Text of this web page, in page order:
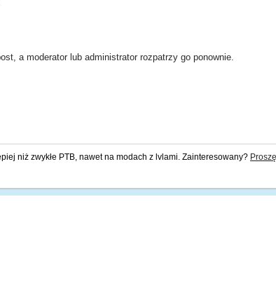
a moderator lub administrator rozpatrzy go ponownie.
niż zwykłe PTB, nawet na modach z lvlami. Zainteresowany?